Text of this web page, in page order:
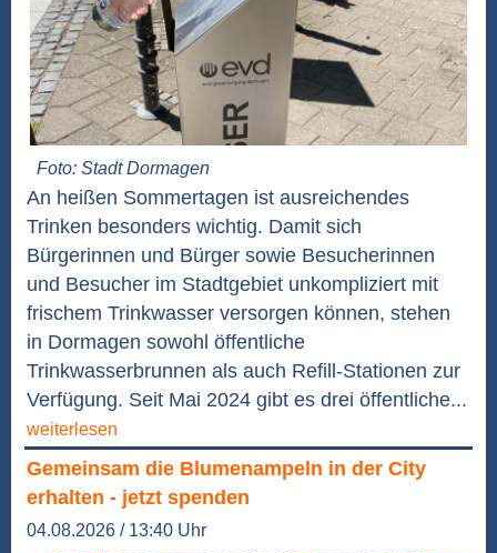
Foto: Stadt Dormagen
An heißen Sommertagen ist ausreichendes
Trinken besonders wichtig. Damit sich
Bürgerinnen und Bürger sowie Besucherinnen
und Besucher im Stadtgebiet unkompliziert mit
frischem Trinkwasser versorgen können, stehen
in Dormagen sowohl öffentliche
Trinkwasserbrunnen als auch Refill-Stationen zur
Verfügung. Seit Mai 2024 gibt es drei öffentliche...
weiterlesen
Gemeinsam die Blumenampeln in der City
erhalten - jetzt spenden
04.08.2026 / 13:40 Uhr